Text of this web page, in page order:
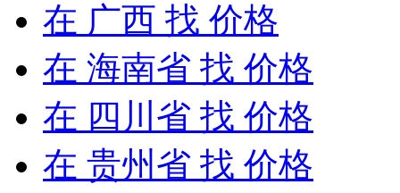
在 广西 找 价格
在 海南省 找 价格
在 四川省 找 价格
在 贵州省 找 价格